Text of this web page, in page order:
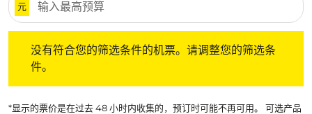
元
没有符合您的筛选条件的机票。请调整您的筛选条
件。
*显示的票价是在过去 48 小时内收集的，预订时可能不再可用。 可选产品